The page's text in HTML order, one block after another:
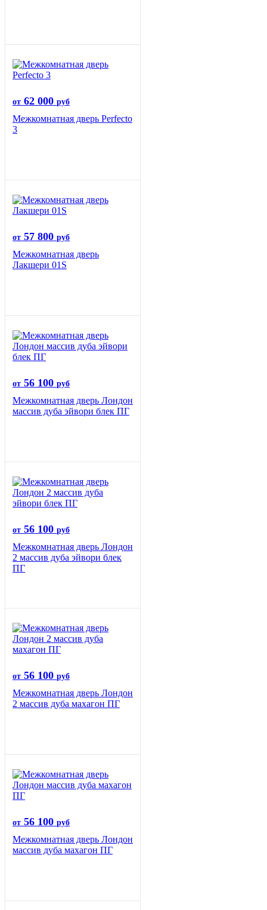
от 62 000 руб
Межкомнатная дверь Perfecto
3
от 57 800 руб
Межкомнатная дверь
Лакшери 01S
от 56 100 руб
Межкомнатная дверь Лондон
массив дуба эйвори блек ПГ
от 56 100 руб
Межкомнатная дверь Лондон
2 массив дуба эйвори блек
ПГ
от 56 100 руб
Межкомнатная дверь Лондон
2 массив дуба махагон ПГ
от 56 100 руб
Межкомнатная дверь Лондон
массив дуба махагон ПГ